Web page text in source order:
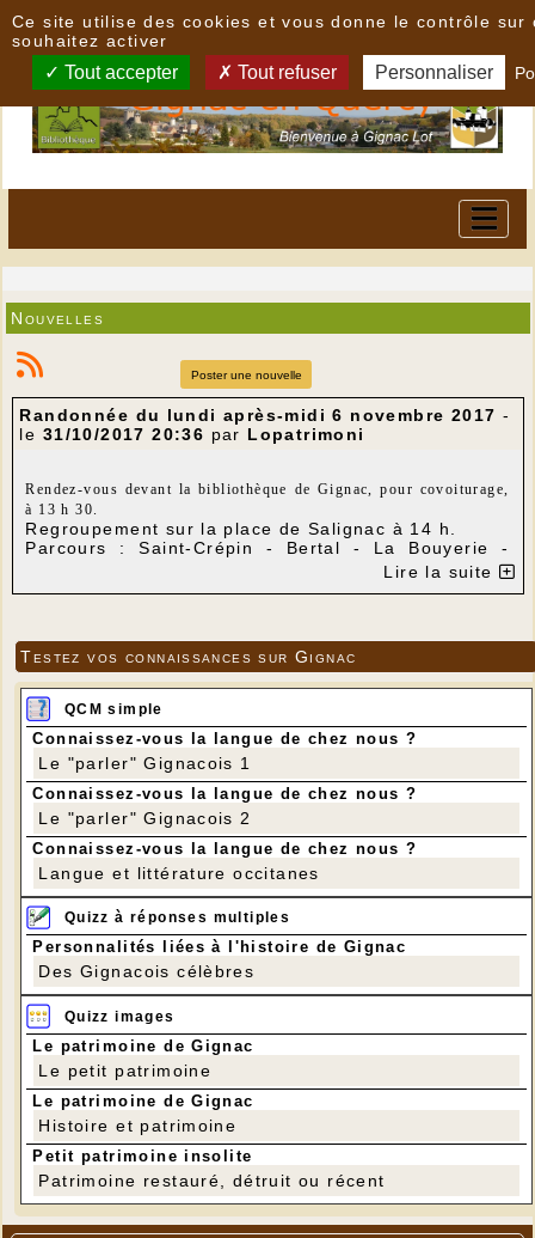
Nouvelles
Poster une nouvelle
Randonnée du lundi après-midi 6 novembre 2017 -
le 31/10/2017 20:36 par Lopatrimoni
Rendez-vous devant la bibliothèque de Gignac, pour covoiturage,
à 13 h 30.
Regroupement sur la place de Salignac à 14 h.
Parcours : Saint-Crépin - Bertal - La Bouyerie -
Carlucet - Les Roumevies - Saint-Crépin.Lire la suite
Testez vos connaissances sur Gignac
QCM simple
Connaissez-vous la langue de chez nous ?
Le "parler" Gignacois 1
Connaissez-vous la langue de chez nous ?
Le "parler" Gignacois 2
Connaissez-vous la langue de chez nous ?
Langue et littérature occitanes
Quizz à réponses multiples
Personnalités liées à l'histoire de Gignac
Des Gignacois célèbres
Quizz images
Le patrimoine de Gignac
Le petit patrimoine
Le patrimoine de Gignac
Histoire et patrimoine
Petit patrimoine insolite
Patrimoine restauré, détruit ou récent
Ce site utilise des cookies et vous donne le contrôle sur
souhaitez activer
Tout accepter Tout refuser Personnaliser